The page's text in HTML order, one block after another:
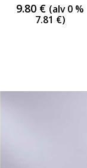
9.80 € (alv 0 %
7.81 €)